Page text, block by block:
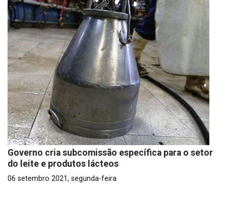
Governo cria subcomissão específica para o setor
do leite e produtos lácteos
06 setembro 2021, segunda-feira